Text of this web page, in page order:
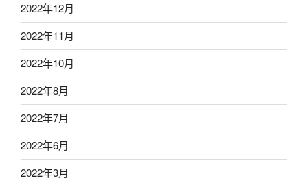
2022年12月
2022年11月
2022年10月
2022年8月
2022年7月
2022年6月
2022年3月